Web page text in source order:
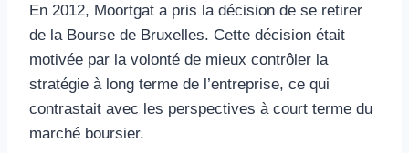
En 2012, Moortgat a pris la décision de se retirer
de la Bourse de Bruxelles. Cette décision était
motivée par la volonté de mieux contrôler la
stratégie à long terme de l’entreprise, ce qui
contrastait avec les perspectives à court terme du
marché boursier.